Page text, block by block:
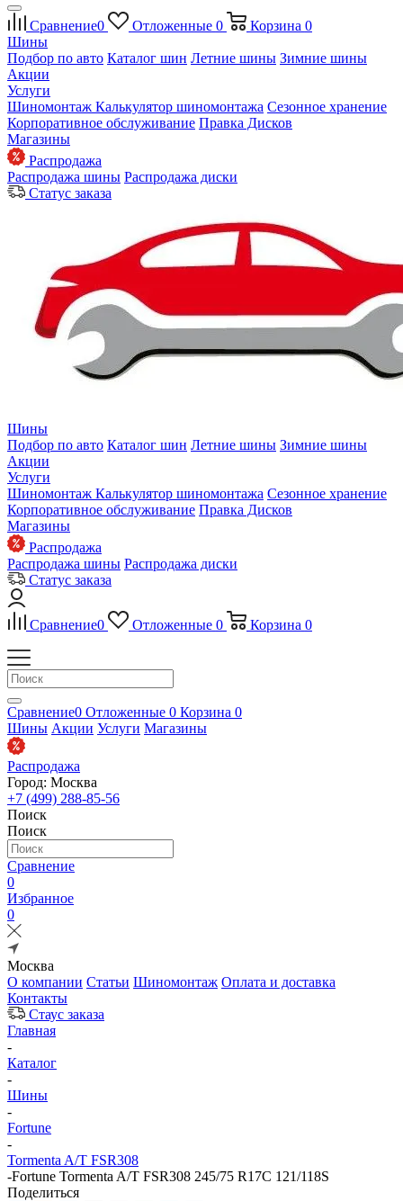
Сравнение0 Отложенные 0 Корзина 0
Шины
Подбор по авто Каталог шин Летние шины Зимние шины
Акции
Услуги
Шиномонтаж Калькулятор шиномонтажа Сезонное хранение
Корпоративное обслуживание Правка Дисков
Магазины
Распродажа
Распродажа шины Распродажа диски
Статус заказа
Шины
Подбор по авто Каталог шин Летние шины Зимние шины
Акции
Услуги
Шиномонтаж Калькулятор шиномонтажа Сезонное хранение
Корпоративное обслуживание Правка Дисков
Магазины
Распродажа
Распродажа шины Распродажа диски
Статус заказа
Сравнение0 Отложенные 0 Корзина 0
Сравнение0 Отложенные 0 Корзина 0
Шины Акции Услуги Магазины
Распродажа
Город: Москва
+7 (499) 288-85-56
Поиск
Поиск
Сравнение
0
Избранное
0
Москва
О компании Статьи Шиномонтаж Оплата и доставка
Контакты
Стаус заказа
Главная
-
Каталог
-
Шины
-
Fortune
-
Tormenta A/T FSR308
-Fortune Tormenta A/T FSR308 245/75 R17C 121/118S
Поделиться